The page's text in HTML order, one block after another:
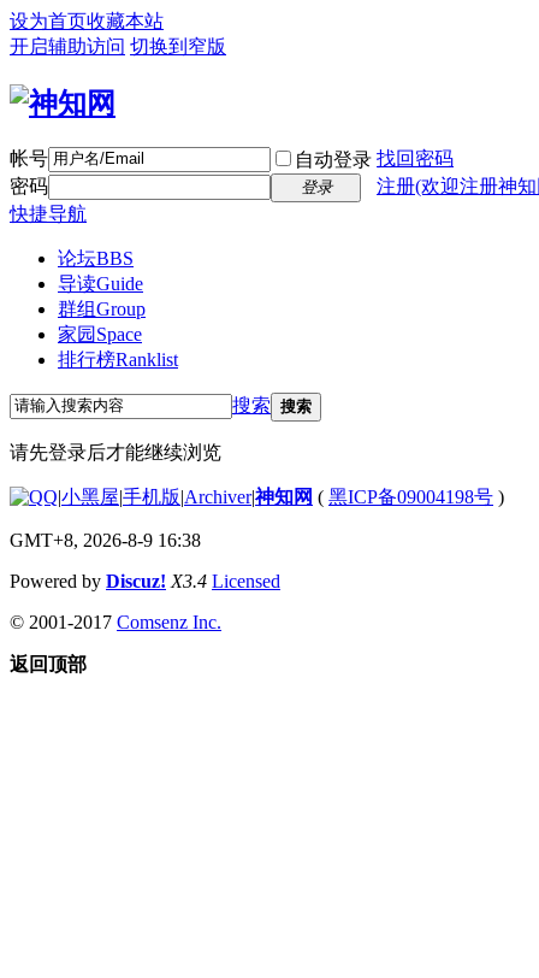
设为首页收藏本站
开启辅助访问 切换到窄版
帐号 自动登录 找回密码
密码
登录
注册(欢迎注册神
快捷导航
论坛BBS
导读Guide
群组Group
家园 Space
排行榜Ranklist
搜索 搜索
请先登录后才能继续浏览
|小黑屋|手机版|Archiver|神知网 ( 黑ICP备09004198号 )
GMT+8, 2026-8-9 16:38
Powered by Discuz! X3.4 Licensed
© 2001-2017 Comsenz Inc.
返回顶部